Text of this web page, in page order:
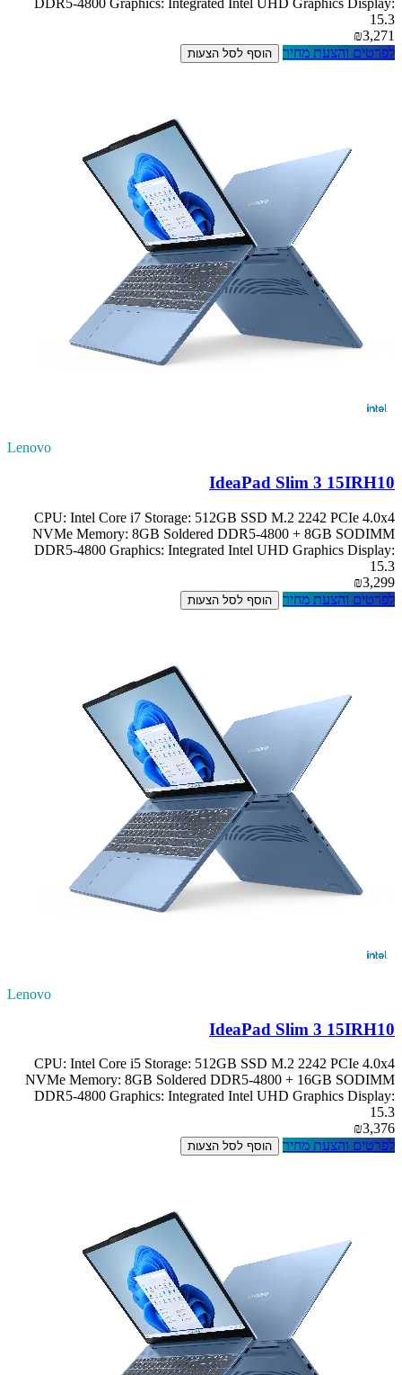
DDR5-4800 Graphics: Integrated Intel UHD Graphics Display:
15.3
₪3,271
לפרטים והצעת מחיר
הוסף לסל הצעות
Lenovo
IdeaPad Slim 3 15IRH10
CPU: Intel Core i7 Storage: 512GB SSD M.2 2242 PCIe 4.0x4
NVMe Memory: 8GB Soldered DDR5-4800 + 8GB SODIMM
DDR5-4800 Graphics: Integrated Intel UHD Graphics Display:
15.3
₪3,299
לפרטים והצעת מחיר
הוסף לסל הצעות
Lenovo
IdeaPad Slim 3 15IRH10
CPU: Intel Core i5 Storage: 512GB SSD M.2 2242 PCIe 4.0x4
NVMe Memory: 8GB Soldered DDR5-4800 + 16GB SODIMM
DDR5-4800 Graphics: Integrated Intel UHD Graphics Display:
15.3
₪3,376
לפרטים והצעת מחיר
הוסף לסל הצעות